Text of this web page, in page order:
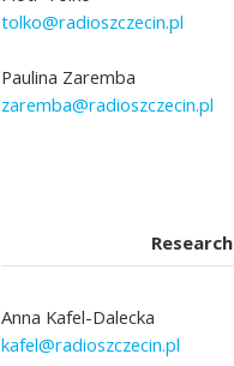
tolko@radioszczecin.pl
Paulina Zaremba
zaremba@radioszczecin.pl
Research
Anna Kafel-Dalecka
kafel@radioszczecin.pl